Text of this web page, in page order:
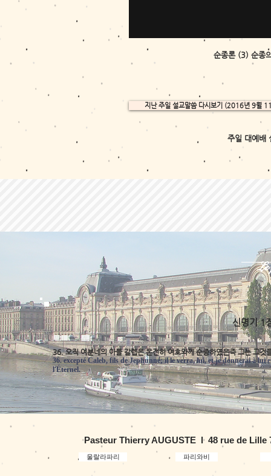
순종론 (3) 순종
지난 주일 설교말씀 다시보기 (2016년 9월
주일 대예배
Le
신명기 1
36. 오직 여분네의 아들 갈렙은 온전히 여호와께 순종하였은즉 그는 그
36. excepté Caleb, fils de Jephunné; il le verra, lui, et je donnerai à lui
l'Éternel.
Pasteur Thierry AUGUSTE l 48 rue de Lille
울랄라파리 파리와비